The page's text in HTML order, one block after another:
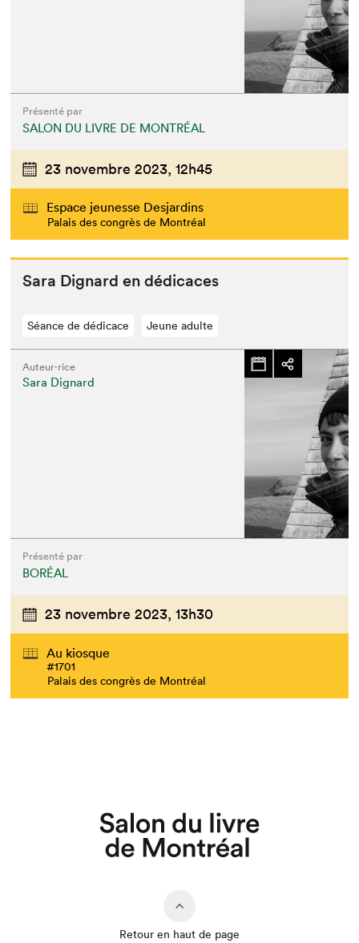
Que cherchez-vous?
Présenté par
SALON DU LIVRE DE MONTRÉAL
23 novembre 2023, 12h45
Espace jeunesse Desjardins
Palais des congrès de Montréal
Sara Dig­nard en dédicaces
Séance de dédicace Jeune adulte
Auteur·rice
Sara Dignard
Présenté par
BORÉAL
23 novembre 2023, 13h30
Au kiosque
#1701
Palais des congrès de Montréal
Retour en haut de page